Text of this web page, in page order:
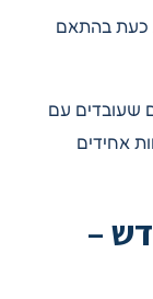
כעת בהתאם
שעובדים עם
אחידים
–